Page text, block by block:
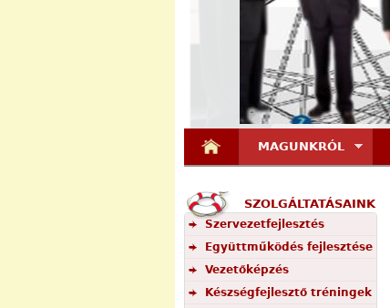
MAGUNKRÓL
SZOLGÁLTATÁSAINK
Szervezetfejlesztés
Együttműködés fejlesztése
Vezetőképzés
Készségfejlesztő tréningek